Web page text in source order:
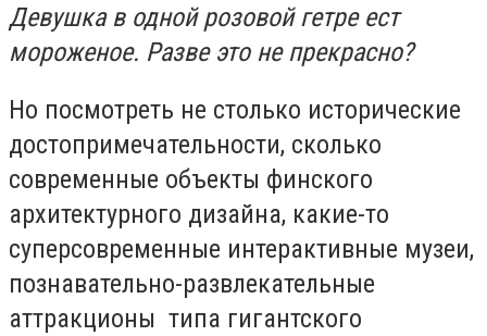
Девушка в одной розовой гетре ест
мороженое. Разве это не прекрасно?
Но посмотреть не столько исторические
достопримечательности, сколько
современные объекты финского
архитектурного дизайна, какие-то
суперсовременные интерактивные музеи,
познавательно-развлекательные
аттракционы типа гигантского